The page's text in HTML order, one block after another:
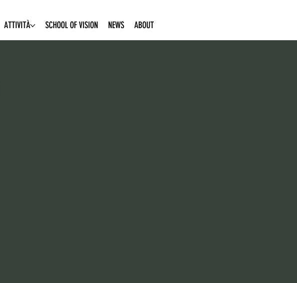
ATTIVITÀ SCHOOL OF VISION NEWS ABOUT